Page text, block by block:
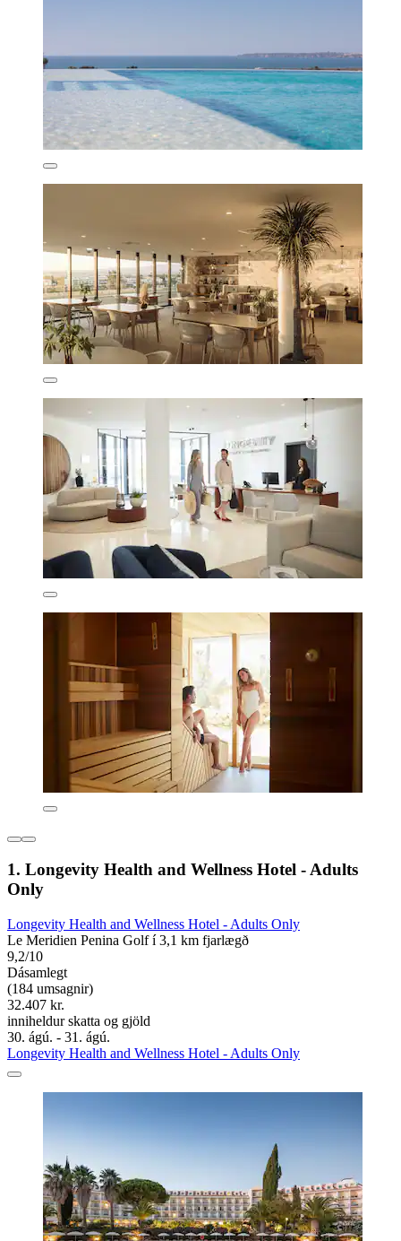
1. Longevity Health and Wellness Hotel - Adults
Only
Longevity Health and Wellness Hotel - Adults Only
Le Meridien Penina Golf í 3,1 km fjarlægð
9,2/10
Dásamlegt
(184 umsagnir)
32.407 kr.
inniheldur skatta og gjöld
30. ágú. - 31. ágú.
Longevity Health and Wellness Hotel - Adults Only